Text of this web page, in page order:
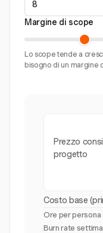
Margine di scope
Lo scope tende a
bisogno di un margine
Prezzo
progetto
Costo base
Ore per persona
Burn rate